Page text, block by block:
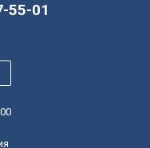
55-01